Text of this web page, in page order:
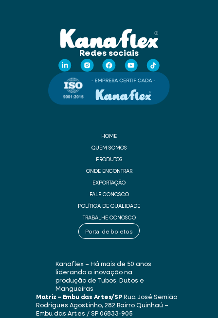
Redes sociais
HOME
QUEM SOMOS
PRODUTOS
ONDE ENCONTRAR
EXPORTAÇÃO
FALE CONOSCO
POLÍTICA DE QUALIDADE
TRABALHE CONOSCO
Portal de boletos
Kanaflex – Há mais de 50 anos
liderando a inovação na
produção de Tubos, Dutos e
Mangueiras
Matriz – Embu das Artes/SPRua José Semião
Rodrigues Agostinho, 282 Bairro Quinhaú –
Embu das Artes / SP06833-905